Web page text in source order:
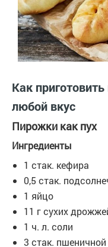
Как
любой вкус
Пирожки как пух
Ингредиенты
1 стак. кефира
0,5 стак.
1 яйцо
11 г сухих
1 ч. л. соли
3 стак.